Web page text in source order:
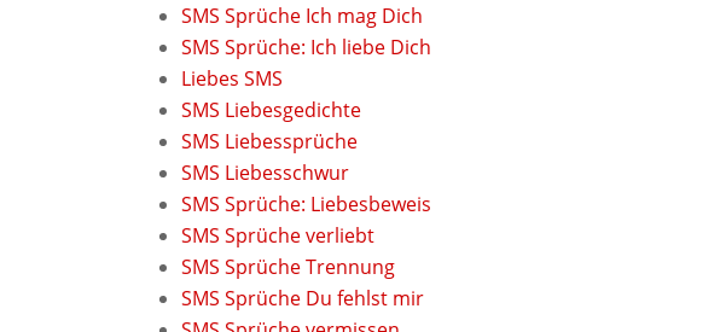
SMS Sprüche Ich mag Dich
SMS Sprüche: Ich liebe Dich
Liebes SMS
SMS Liebesgedichte
SMS Liebessprüche
SMS Liebesschwur
SMS Sprüche: Liebesbeweis
SMS Sprüche verliebt
SMS Sprüche Trennung
SMS Sprüche Du fehlst mir